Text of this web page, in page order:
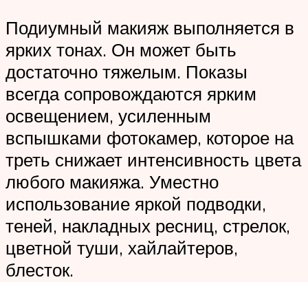
Подиумный макияж выполняется в
ярких тонах. Он может быть
достаточно тяжелым. Показы
всегда сопровождаются ярким
освещением, усиленным
вспышками фотокамер, которое на
треть снижает интенсивность цвета
любого макияжа. Уместно
использование яркой подводки,
теней, накладных ресниц, стрелок,
цветной туши, хайлайтеров,
блесток.